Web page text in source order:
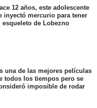
12 años, este adolescente
inyectó mercurio para tener
esqueleto de Lobezno
una de las mejores películas
todos los tiempos pero se
imposible de rodar